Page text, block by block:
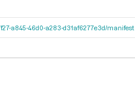
a845-46d0-a283-d31af6277e3d/manifest